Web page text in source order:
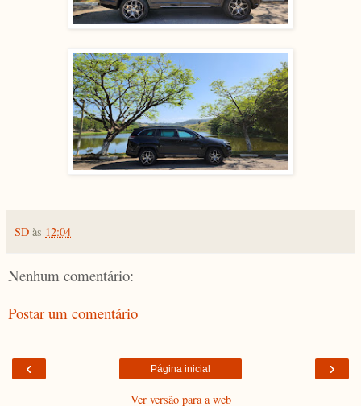
SD às 12:04
Nenhum comentário:
Postar um comentário
‹ ›
Página inicial
Ver versão para a web